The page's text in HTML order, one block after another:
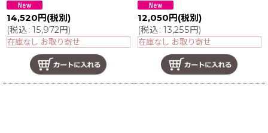
14,520 円 (税別)
(税込: 15,972円)
在庫なし お取り寄せ
12,050 円 (税別)
(税込: 13,255円)
在庫なし お取り寄せ